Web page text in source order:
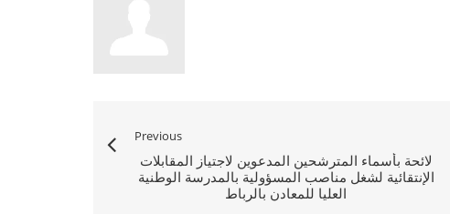
Previous
لائحة بأسماء المترشحين المدعوين لاجتياز المقابلات
الإنتقائية لشغل مناصب المسؤولية بالمدرسة الوطنية
العليا للمعادن بالرباط